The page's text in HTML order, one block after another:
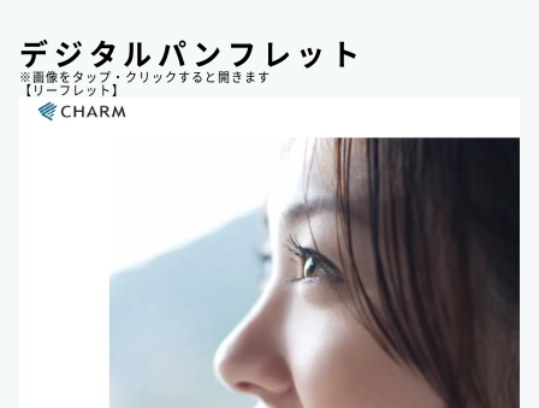
デジタルパンフレット
※画像をタップ・クリックすると開きます
【リーフレット】